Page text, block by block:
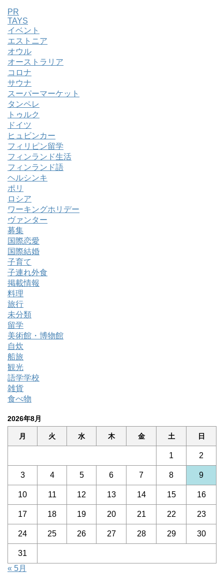
PR
TAYS
イベント
エストニア
オウル
オーストラリア
コロナ
サウナ
スーパーマーケット
タンペレ
トゥルク
ドイツ
ヒュビンカー
フィリピン留学
フィンランド生活
フィンランド語
ヘルシンキ
ポリ
ロシア
ワーキングホリデー
ヴァンター
募集
国際恋愛
国際結婚
子育て
子連れ外食
掲載情報
料理
旅行
未分類
留学
美術館・博物館
自炊
船旅
観光
語学学校
雑貨
食べ物
2026年8月
月 火 水 木 金 土 日
1 2
3 4 5 6 7 8 9
10 11 12 13 14 15 16
17 18 19 20 21 22 23
24 25 26 27 28 29 30
31
« 5月